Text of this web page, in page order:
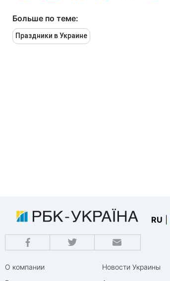
Больше по теме:
Праздники в Украине
RU
О компании
Новости Украины